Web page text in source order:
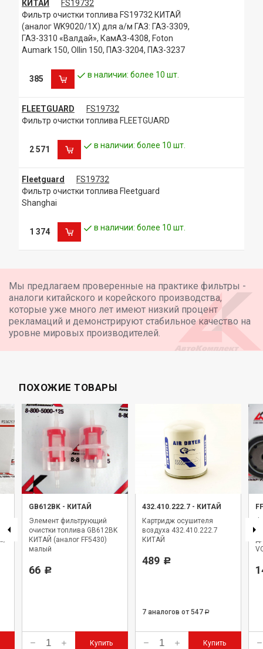
• Назначение: Фильтр FS19732 предназначен для
удаления воды и других загрязнений из топлива до того,
как оно попадет в более чувствительные компоненты
двигателя, что критически важно для современных
систем впрыска.
• Применение: Фильтр используется в системах с
двигателями Cummins QSB, QSC
КИТАЙ
FS19732
Фильтр очистки топлива FS19732 КИТАЙ
(аналог WK9020/1X) для а/м ГАЗ: ГАЗ-3309,
ГАЗ-3310 «Валдай», КамАЗ-4308, Foton
Aumark 150, Ollin 150, ПАЗ-3204, ПАЗ-3237
385 в наличии: более 10 шт.
FLEETGUARD
FS19732
Фильтр очистки топлива FLEETGUARD
2 571 в наличии: более 10 шт.
Fleetguard
FS19732
Фильтр очистки топлива Fleetguard
Shanghai
1 374 в наличии: более 10 шт.
Мы предлагаем проверенные на практике фильтры -
аналоги китайского и корейского производства,
которые уже много лет имеют низкий процент
рекламаций и демонстрируют стабильное качество на
уровне мировых производителей.
ПОХОЖИЕ ТОВАРЫ
GB612BK - КИТАЙ
Элемент фильтрующий
очистки топлива GB612BK
КИТАЙ (аналог FF5430)
малый
66 Р
Купить
432.410.222.7 - КИТАЙ
Картридж осушителя
воздуха 432.410.222.7
КИТАЙ
489 Р
7 аналогов от 547 Р
Купить